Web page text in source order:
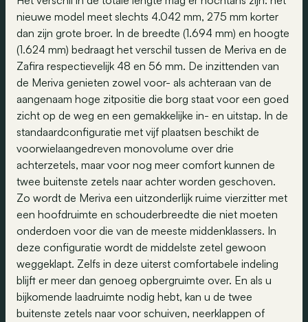
nieuwe model meet slechts 4.042 mm, 275 mm korter
dan zijn grote broer. In de breedte (1.694 mm) en hoogte
(1.624 mm) bedraagt het verschil tussen de Meriva en de
Zafira respectievelijk 48 en 56 mm. De inzittenden van
de Meriva genieten zowel voor- als achteraan van de
aangenaam hoge zitpositie die borg staat voor een goed
zicht op de weg en een gemakkelijke in- en uitstap. In de
standaardconfiguratie met vijf plaatsen beschikt de
voorwielaangedreven monovolume over drie
achterzetels, maar voor nog meer comfort kunnen de
twee buitenste zetels naar achter worden geschoven.
Zo wordt de Meriva een uitzonderlijk ruime vierzitter met
een hoofdruimte en schouderbreedte die niet moeten
onderdoen voor die van de meeste middenklassers. In
deze configuratie wordt de middelste zetel gewoon
weggeklapt. Zelfs in deze uiterst comfortabele indeling
blijft er meer dan genoeg opbergruimte over. En als u
bijkomende laadruimte nodig hebt, kan u de twee
buitenste zetels naar voor schuiven, neerklappen of